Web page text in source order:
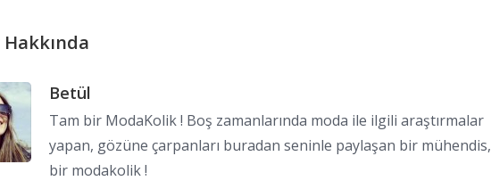
Betül
Tam bir ModaKolik ! Boş zamanlarında moda ile ilgili araştırmalar
yapan, gözüne çarpanları buradan seninle paylaşan bir mühendis,
bir modakolik !